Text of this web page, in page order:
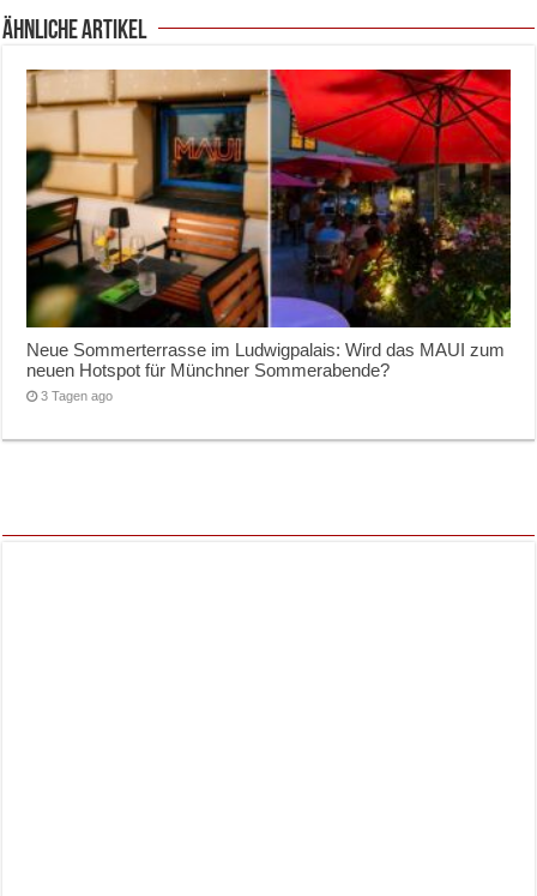
ähnliche Artikel
Neue Sommerterrasse im Ludwigpalais: Wird das MAUI zum
neuen Hotspot für Münchner Sommerabende?
3 Tagen ago